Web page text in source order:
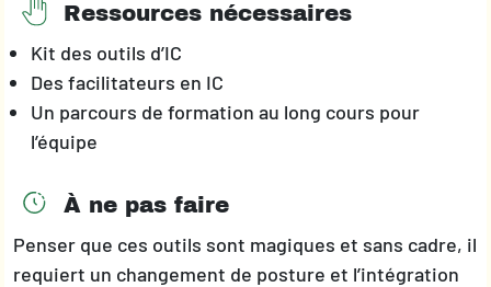
Ressources nécessaires
Kit des outils d’IC
Des facilitateurs en IC
Un parcours de formation au long cours pour
l’équipe
À ne pas faire
Penser que ces outils sont magiques et sans cadre, il
requiert un changement de posture et l’intégration